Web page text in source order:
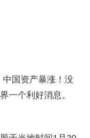
中国资产暴涨！没
一个利好消息。